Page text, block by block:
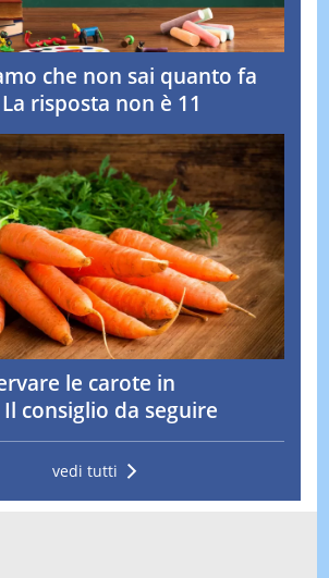
che non sai quanto fa
risposta non è 11
le carote in
consiglio da seguire
vedi tutti